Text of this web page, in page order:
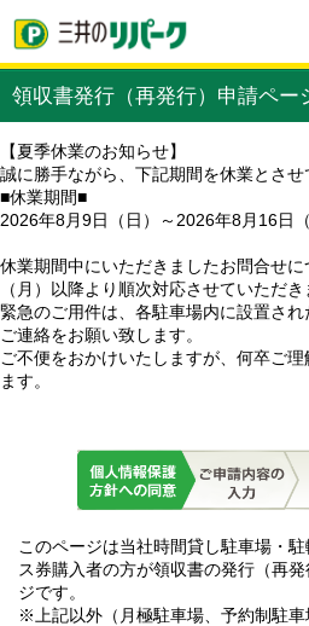
領収書発行（再発行）申請ペー
【夏季休業のお知らせ】
誠に勝手ながら、下記期間を休業とさせ
■休業期間■
2026年8月9日（日）～2026年8月16日（
休業期間中にいただきましたお問合せ
（月）以降より順次対応させていただ
緊急のご用件は、各駐車場内に設置さ
ご連絡をお願い致します。
ご不便をおかけいたしますが、何卒ご
ます。
このページは当社時間貸し駐車場・
ス券購入者の方が領収書の発行（再
ジです。
※上記以外（月極駐車場、予約制駐車